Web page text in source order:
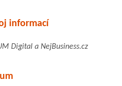
informací
Digital a NejBusiness.cz